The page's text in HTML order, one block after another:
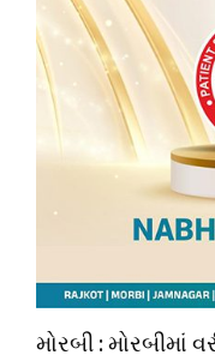
મોરબી : મોરબીમાં